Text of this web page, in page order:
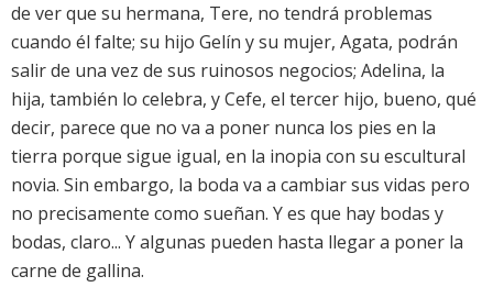
de ver que su hermana, Tere, no tendrá problemas
cuando él falte; su hijo Gelín y su mujer, Agata, podrán
salir de una vez de sus ruinosos negocios; Adelina, la
hija, también lo celebra, y Cefe, el tercer hijo, bueno, qué
decir, parece que no va a poner nunca los pies en la
tierra porque sigue igual, en la inopia con su escultural
novia. Sin embargo, la boda va a cambiar sus vidas pero
no precisamente como sueñan. Y es que hay bodas y
bodas, claro... Y algunas pueden hasta llegar a poner la
carne de gallina.